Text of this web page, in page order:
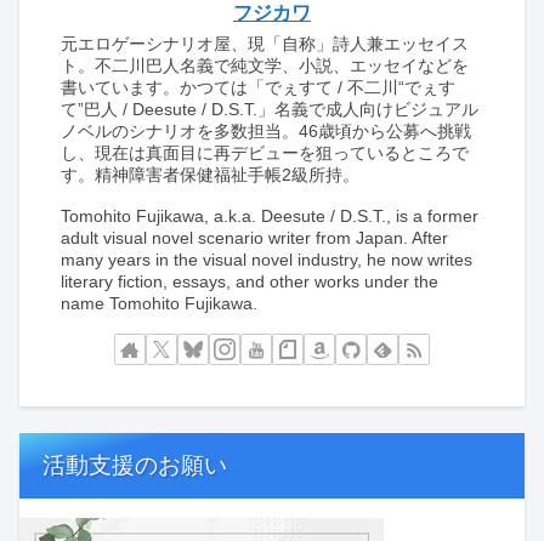
フジカワ
元エロゲーシナリオ屋、現「自称」詩人兼エッセイス
ト。不二川巴人名義で純文学、小説、エッセイなどを
書いています。かつては「でぇすて / 不二川“でぇす
て”巴人 / Deesute / D.S.T.」名義で成人向けビジュアル
ノベルのシナリオを多数担当。46歳頃から公募へ挑戦
し、現在は真面目に再デビューを狙っているところで
す。精神障害者保健福祉手帳2級所持。
Tomohito Fujikawa, a.k.a. Deesute / D.S.T., is a former
adult visual novel scenario writer from Japan. After
many years in the visual novel industry, he now writes
literary fiction, essays, and other works under the
name Tomohito Fujikawa.
活動支援のお願い